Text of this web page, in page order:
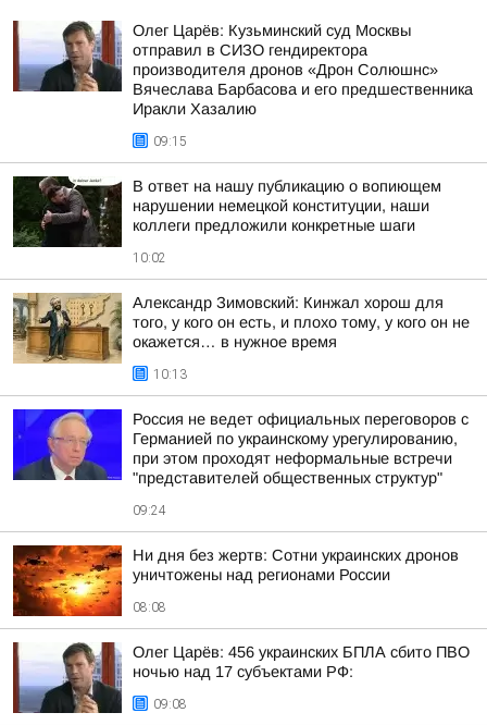
Олег Царёв: Кузьминский суд Москвы
отправил в СИЗО гендиректора
производителя дронов «Дрон Солюшнс»
Вячеслава Барбасова и его предшественника
Иракли Хазалию
09:15
В ответ на нашу публикацию о вопиющем
нарушении немецкой конституции, наши
коллеги предложили конкретные шаги
10:02
Александр Зимовский: Кинжал хорош для
того, у кого он есть, и плохо тому, у кого он не
окажется… в нужное время
10:13
Россия не ведет официальных переговоров с
Германией по украинскому урегулированию,
при этом проходят неформальные встречи
"представителей общественных структур"
09:24
Ни дня без жертв: Сотни украинских дронов
уничтожены над регионами России
08:08
Олег Царёв: 456 украинских БПЛА сбито ПВО
ночью над 17 субъектами РФ:
09:08